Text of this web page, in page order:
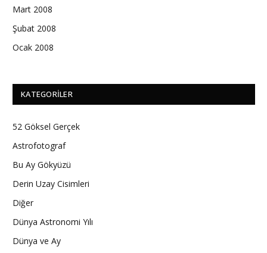
Mart 2008
Şubat 2008
Ocak 2008
KATEGORILER
52 Göksel Gerçek
Astrofotograf
Bu Ay Gökyüzü
Derin Uzay Cisimleri
Diğer
Dünya Astronomi Yılı
Dünya ve Ay